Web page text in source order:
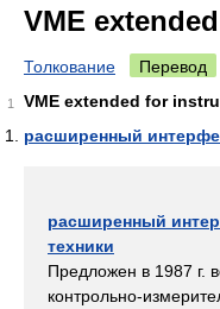
VME
Толкование Перевод
1
VME extended for
расширенный
расширенный
техники
Предложен в 1987 г.
контрольно-